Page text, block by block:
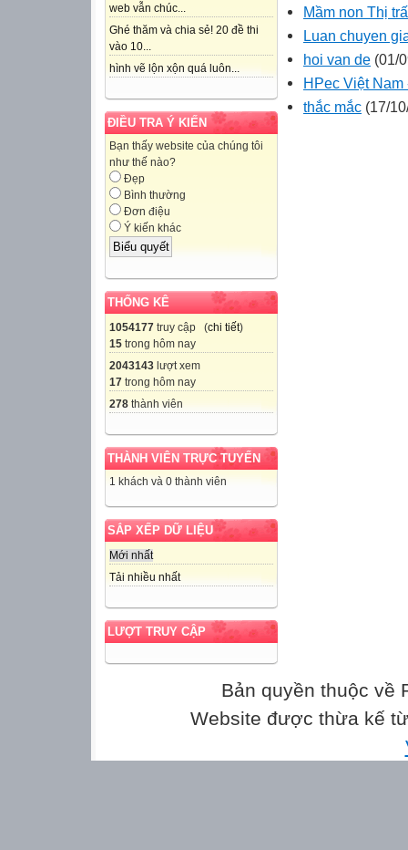
web vẫn chúc...
Ghé thăm và chia sẻ! 20 đề thi
vào 10...
hình vẽ lộn xộn quá luôn...
ĐIỀU TRA Ý KIẾN
Bạn thấy website của chúng tôi
như thế nào?
Đẹp
Bình thường
Đơn điệu
Ý kiến khác
THỐNG KÊ
1054177 truy cập (chi tiết)
15 trong hôm nay
2043143 lượt xem
17 trong hôm nay
278 thành viên
THÀNH VIÊN TRỰC TUYẾN
1 khách và 0 thành viên
SẮP XẾP DỮ LIỆU
Mới nhất
Tải nhiều nhất
LƯỢT TRUY CẬP
Mầm non Thị
Luan chuyen
hoi van de (01/
HPec Việt
thắc mắc (17/
Bản quyền thuộc về
Website được thừa kế